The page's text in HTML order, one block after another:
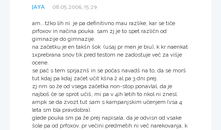
JAYA 08.05.2006, 15:29
am...tžko lih ni. je pa definitivno mau razlike, kar se tiče
prfoxov in načina pouka. sam zj je to spet različn od
gimnazije do gimnazije.
na začetku je en takšn šok (usaj pr men je biu), k kr naenkat
1xprebrana snov tik pred testom ne zadostuje več za višje
ocene.
se pač s tem sprjaznš in se počas navadš na to, da se morš
tut kdaj pa kdaj začet učit kšna 2 al pa 3 dni prej.
zj nm so že od vsega začetka non-stop ponavlal, da je
najboš če se sprot učiš, mi pa v 4ih letih to nkol ni znesl.
ampk se da zvozt tut sam s kampanjskim učenjem (vsa 4
leta sm bla pravdobra).
glede pouka sm pa že prej napisala, da je odvisn od vsake
šole pa od prfoxov. pr večini predmetih ni več narekovanja, k